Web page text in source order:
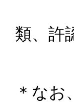
（取
類、許
＊な